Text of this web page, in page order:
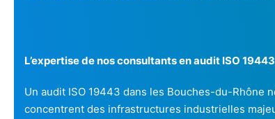
L’expertise de nos consultants en audit ISO 19443
Un audit ISO 19443 dans les Bouches-du-Rhône
concentrent des infrastructures industrielles